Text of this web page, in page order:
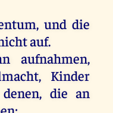
, und die
auf.
aufnahmen,
Kinder
denen, die an